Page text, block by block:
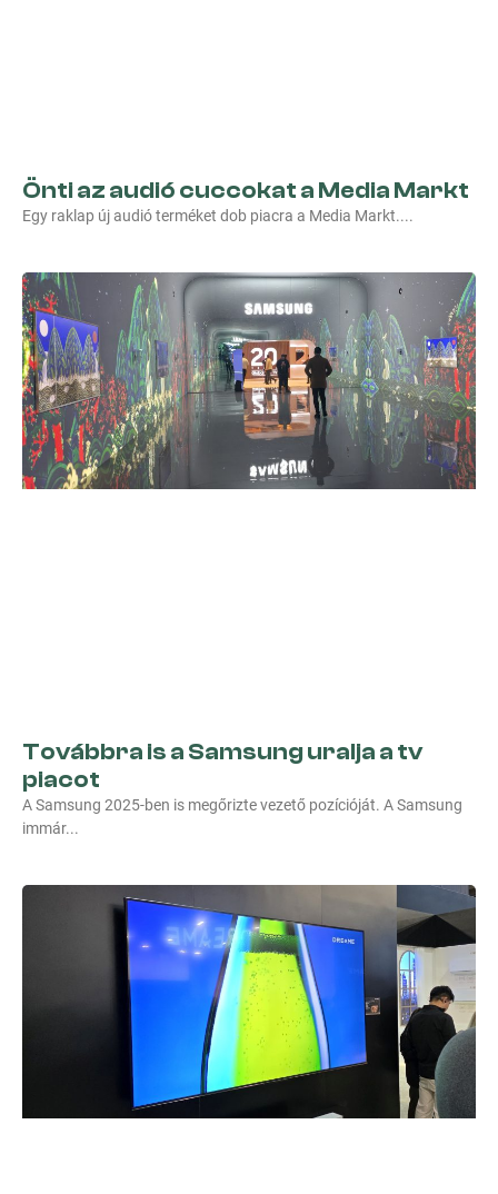
Önti az audió cuccokat a Media Markt
Egy raklap új audió terméket dob piacra a Media Markt.
Továbbra is a Samsung uralja a tv
piacot
A Samsung 2025-ben is megőrizte vezető pozícióját. A Samsung
immár